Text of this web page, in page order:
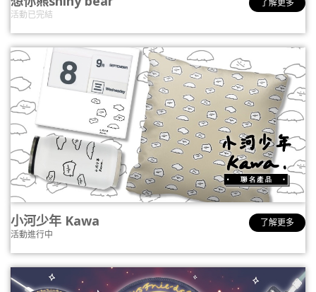
活動已完結
了解更多
小河少年 Kawa
活動進行中
了解更多